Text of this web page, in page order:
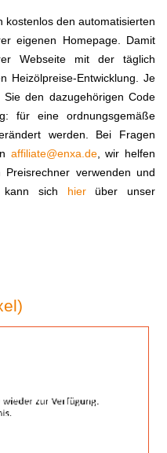
kostenlos den automatisierten
eigenen Homepage. Damit
Webseite mit der täglich
Heizölpreise-Entwicklung. Je
den dazugehörigen Code
für eine ordnungsgemäße
werden. Bei Fragen
affiliate@enxa.de, wir helfen
verwenden und
kann sich hierüber unser